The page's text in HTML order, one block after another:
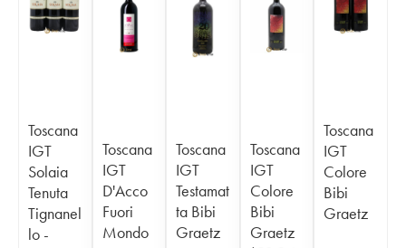
Toscana
IGT
Solaia
Tenuta
Tignanel
lo -
Toscana
IGT
D'Acco
Fuori
Mondo
Toscana
IGT
Testamat
ta Bibi
Graetz
Toscana
IGT
Colore
Bibi
Graetz
Toscana
IGT
Colore
Bibi
Graetz